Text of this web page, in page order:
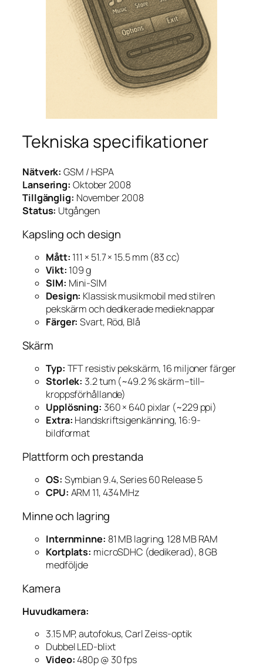
Tekniska specifikationer
Nätverk: GSM / HSPA
Lansering: Oktober 2008
Tillgänglig: November 2008
Status: Utgången
Kapsling och design
Mått: 111 × 51.7 × 15.5 mm (83 cc)
Vikt: 109 g
SIM: Mini-SIM
Design: Klassisk musikmobil med stilren
pekskärm och dedikerade medieknappar
Färger: Svart, Röd, Blå
Skärm
Typ: TFT resistiv pekskärm, 16 miljoner färger
Storlek: 3.2 tum (~49.2 % skärm–till–
kroppsförhållande)
Upplösning: 360 × 640 pixlar (~229 ppi)
Extra: Handskriftsigenkänning, 16:9-
bildformat
Plattform och prestanda
OS: Symbian 9.4, Series 60 Release 5
CPU: ARM 11, 434 MHz
Minne och lagring
Internminne: 81 MB lagring, 128 MB RAM
Kortplats: microSDHC (dedikerad), 8 GB
medföljde
Kamera
Huvudkamera:
3.15 MP, autofokus, Carl Zeiss-optik
Dubbel LED-blixt
Video:480p @ 30 fps